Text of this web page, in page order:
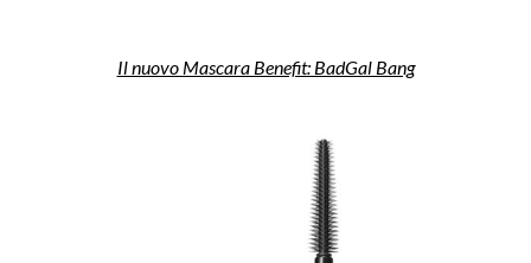
Il nuovo Mascara Benefit: BadGal Bang